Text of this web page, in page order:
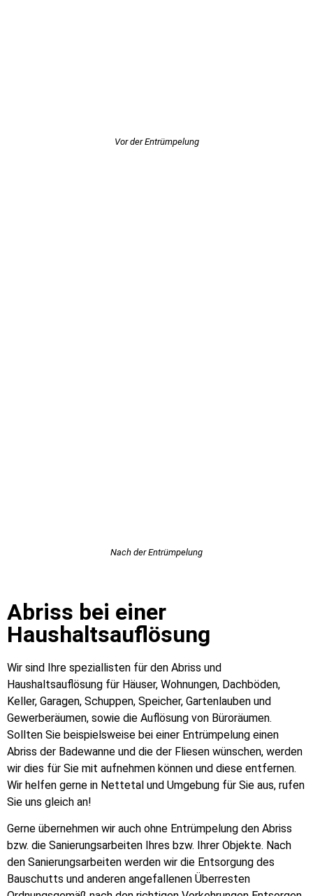
Vor der Entrümpelung
Nach der Entrümpelung
Abriss bei einer
Haushaltsauflösung
Wir sind Ihre speziallisten für den Abriss und
Haushaltsauflösung für Häuser, Wohnungen, Dachböden,
Keller, Garagen, Schuppen, Speicher, Gartenlauben und
Gewerberäumen, sowie die Auflösung von Büroräumen.
Sollten Sie beispielsweise bei einer Entrümpelung einen
Abriss der Badewanne und die der Fliesen wünschen, werden
wir dies für Sie mit aufnehmen können und diese entfernen.
Wir helfen gerne in Nettetal und Umgebung für Sie aus, rufen
Sie uns gleich an!
Gerne übernehmen wir auch ohne Entrümpelung den Abriss
bzw. die Sanierungsarbeiten Ihres bzw. Ihrer Objekte. Nach
den Sanierungsarbeiten werden wir die Entsorgung des
Bauschutts und anderen angefallenen Überresten